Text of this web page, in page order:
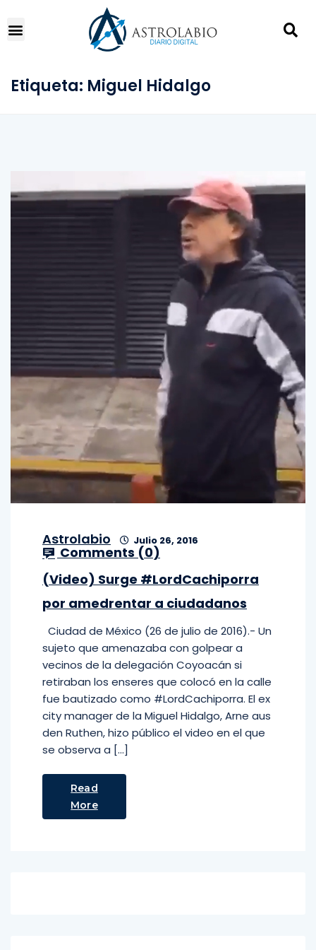
Etiqueta: Miguel Hidalgo
Astrolabio Julio 26, 2016
Comments (0)
(Video) Surge #LordCachiporra
por amedrentar a ciudadanos
Ciudad de México (26 de julio de 2016).- Un
sujeto que amenazaba con golpear a
vecinos de la delegación Coyoacán si
retiraban los enseres que colocó en la calle
fue bautizado como #LordCachiporra. El ex
city manager de la Miguel Hidalgo, Arne aus
den Ruthen, hizo público el video en el que
se observa a […]
Read
More